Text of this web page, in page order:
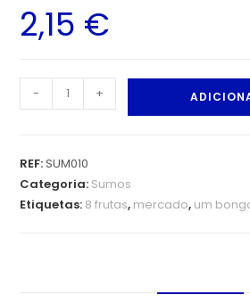
2,15 €
- +
REF:SUM010
Categoria: Sumos
Etiquetas: 8 frutas, mercado, um